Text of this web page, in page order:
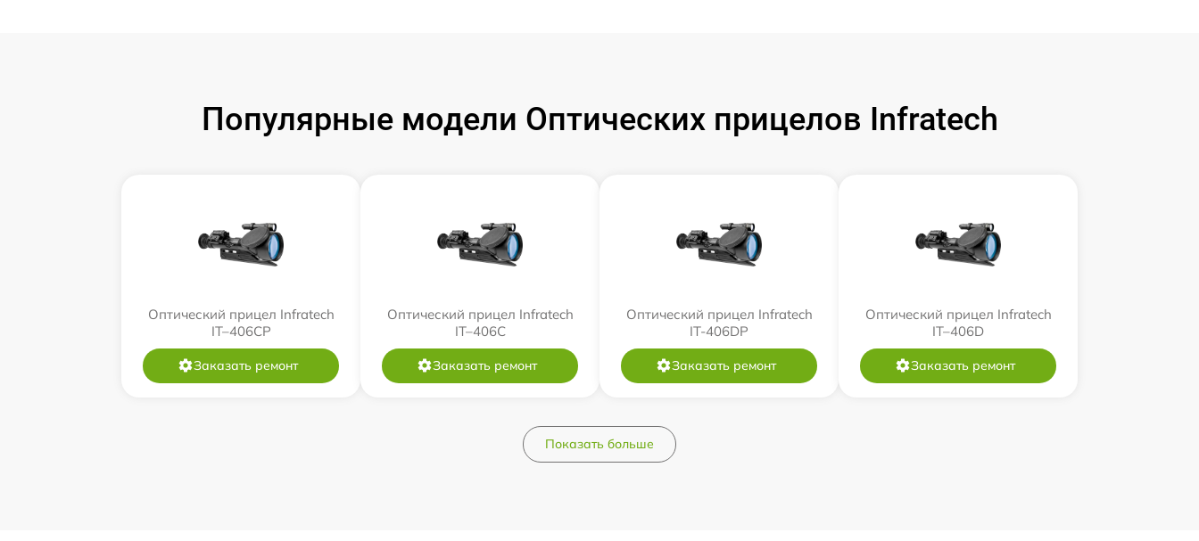
Популярные модели Оптических прицелов Infratech
Оптический прицел Infratech
IT–406СP
Заказать ремонт
Оптический прицел Infratech
IT–406С
Заказать ремонт
Оптический прицел Infratech
IT-406DP
Заказать ремонт
Оптический прицел Infratech
IT–406D
Заказать ремонт
Показать больше